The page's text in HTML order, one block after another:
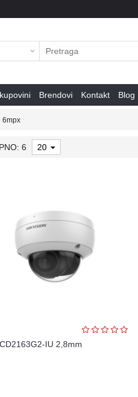
Brendovi Kontakt Blog
6mpx
6 20
IU 2,8mm